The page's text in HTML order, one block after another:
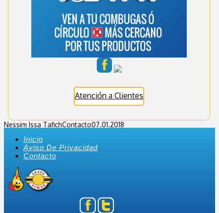
Atención a Clientes
Nessim Issa TafichContacto07.01.2018
Inicio
Aviso De Privacidad
Contacto